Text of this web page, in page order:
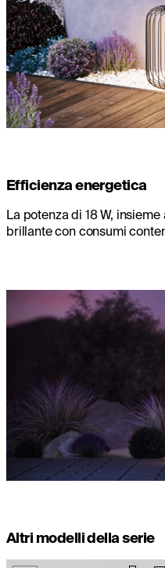
Efficienza energetica
La potenza di 18 W,
brillante con consumi
Altri modelli della serie